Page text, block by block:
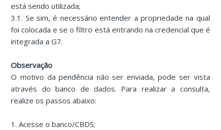
está sendo utilizada;
3.1. Se sim, é necessário entender a propriedade na qual
foi colocada e se o filtro está entrando na credencial que é
integrada a G7.
Observação
O motivo da pendência não ser enviada, pode ser vista
através do banco de dados. Para realizar a consulta,
realize os passos abaixo:
1. Acesse o banco/CBDS;